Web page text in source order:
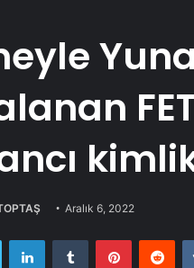
Aralık 6, 2022
Twitter LinkedInTumblr Pinterest